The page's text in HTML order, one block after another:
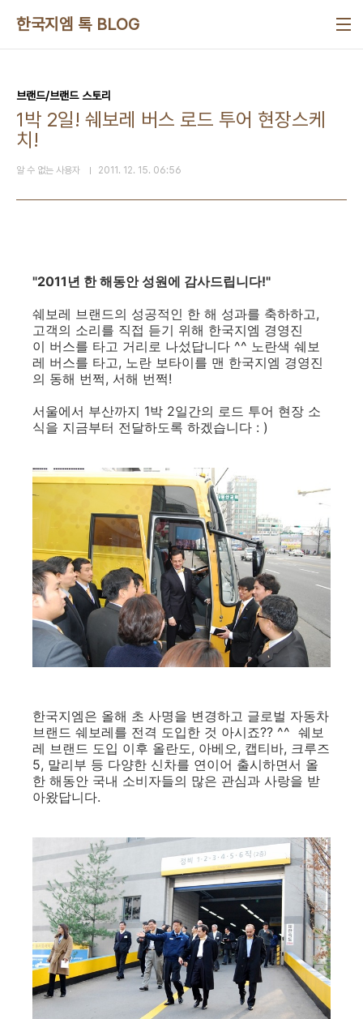
한국지엠 톡 BLOG
브랜드/브랜드 스토리
1박 2일! 쉐보레 버스 로드 투어 현장스케
치!
알 수 없는 사용자 2011. 12. 15. 06:56
"2011년 한 해동안 성원에 감사드립니다!"
쉐보레 브랜드의 성공적인 한 해 성과를 축하하고,
고객의 소리를 직접 듣기 위해 한국지엠 경영진
이 버스를 타고 거리로 나섰답니다 ^^ 노란색 쉐보
레 버스를 타고, 노란 보타이를 맨 한국지엠 경영진
의 동해 번쩍, 서해 번쩍!
서울에서 부산까지 1박 2일간의 로드 투어 현장 소
식을 지금부터 전달하도록 하겠습니다 : )
한국지엠은 올해 초 사명을 변경하고 글로벌 자동차
브랜드 쉐보레를 전격 도입한 것 아시죠?? ^^ 쉐보
레 브랜드 도입 이후 올란도, 아베오, 캡티바, 크루즈
5, 말리부 등 다양한 신차를 연이어 출시하면서 올
한 해동안 국내 소비자들의 많은 관심과 사랑을 받
아왔답니다.